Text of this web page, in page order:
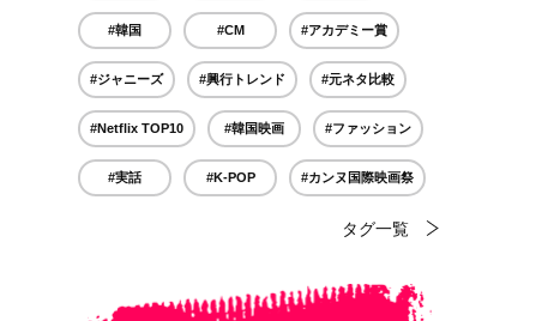
#韓国 #CM #アカデミー賞
#ジャニーズ #興行トレンド #元ネタ比較
#Netflix TOP10 #韓国映画 #ファッション
#実話 #K-POP #カンヌ国際映画祭
タグ一覧